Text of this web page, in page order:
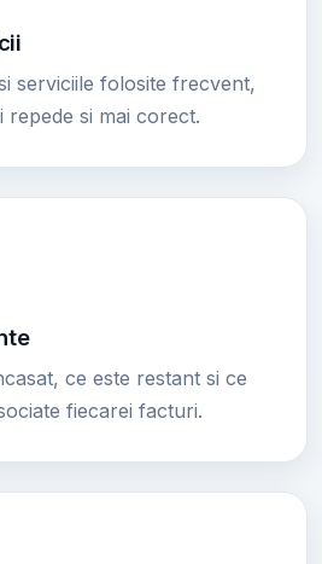
serviciile folosite frecvent,
repede si mai corect.
ce este restant si ce
fiecarei facturi.